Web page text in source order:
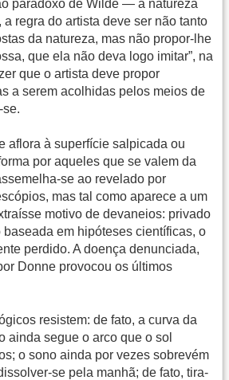
paradoxo de Wilde — a natureza
regra do artista deve ser não tanto
da natureza, mas não propor-lhe
que ela não deva logo imitar”, na
que o artista deve propor
a serem acolhidas pelos meios de
se.
aflora à superfície salpicada ou
por aqueles que se valem da
se ao revelado por
mas tal como aparece a um
motivo de devaneios: privado
em hipóteses científicas, o
perdido. A doença denunciada,
Donne provocou os últimos
resistem: de fato, a curva da
ainda segue o arco que o sol
o sono ainda por vezes sobrevém
se pela manhã; de fato, tira-